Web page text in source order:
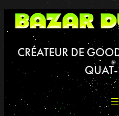
Aller
au
CRÉATEUR DE